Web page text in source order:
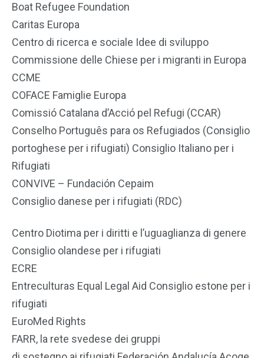
Boat Refugee Foundation
Caritas Europa
Centro di ricerca e sociale Idee di sviluppo
Commissione delle Chiese per i migranti in Europa
CCME
COFACE Famiglie Europa
Comissió Catalana d’Acció pel Refugi (CCAR)
Conselho Português para os Refugiados (Consiglio
portoghese per i rifugiati) Consiglio Italiano per i
Rifugiati
CONVIVE – Fundación Cepaim
Consiglio danese per i rifugiati (RDC)
Centro Diotima per i diritti e l’uguaglianza di genere
Consiglio olandese per i rifugiati
ECRE
Entreculturas Equal Legal Aid Consiglio estone per i
rifugiati
EuroMed Rights
FARR, la rete svedese dei gruppi